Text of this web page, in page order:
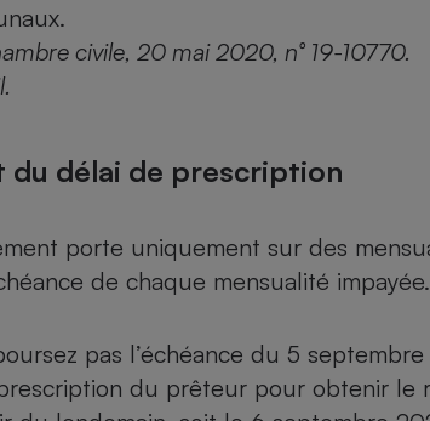
civile, 20 mai 2020, n° 19-10770.
du délai de prescription
porte uniquement sur des
de chaque mensualité impayée.
pas l’échéance du 5
du prêteur pour obtenir le
Climatiseur -
Ventilateur